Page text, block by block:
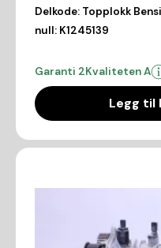
Delkode: Topplokk
null: K1245139
Garanti 2Kvaliteten A
Legg til